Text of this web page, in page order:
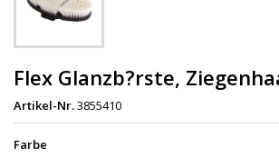
Flex Glanzb?rste,
Artikel-Nr.3855410
Farbe